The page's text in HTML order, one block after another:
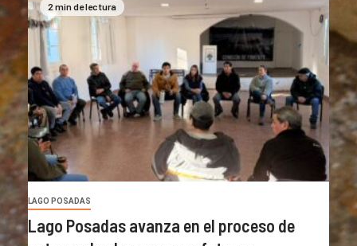
2 min de lectura
LAGO POSADAS
Lago Posadas avanza en el proceso de